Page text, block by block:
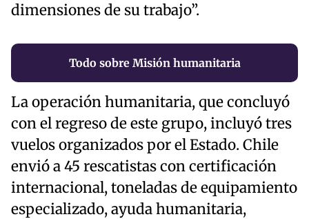
dimensiones de su trabajo”.
Todo sobre Misión humanitaria
La operación humanitaria, que concluyó
con el regreso de este grupo, incluyó tres
vuelos organizados por el Estado. Chile
envió a 45 rescatistas con certificación
internacional, toneladas de equipamiento
especializado, ayuda humanitaria,